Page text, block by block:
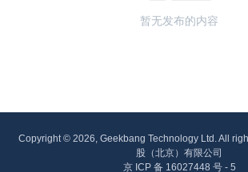
暂无发布的内容
Copyright © 2026, Geekbang Technology Ltd. All
股（北京）有限公司
京 ICP 备 16027448 号 - 5